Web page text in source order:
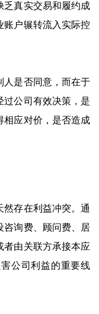
乏真实交易和履约成
账户辗转流入实际控
人是否同意，而在于
过公司有效决策，是
相应对价，是否造成
然存在利益冲突。通
咨询费、顾问费、居
者由关联方承接本应
公司利益的重要线